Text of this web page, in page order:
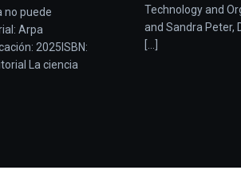
no puede
Arpa
2025ISBN:
La ciencia
Technology and
and Sandra Peter,
[...]